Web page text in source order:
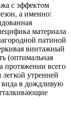
с эффектом
а именно:
материала
патиной
винтажный
(оптимальная
протяжении всего
утренней
вида в дождливую